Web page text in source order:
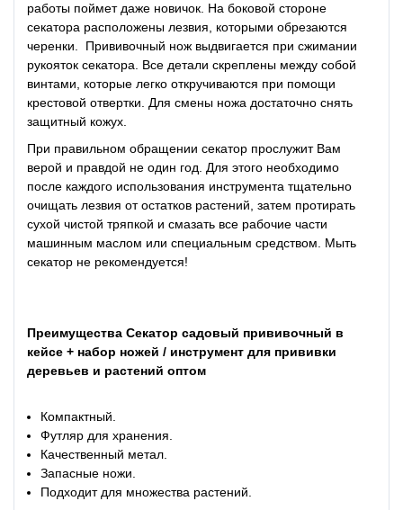
работы поймет даже новичок. На боковой стороне
секатора расположены лезвия, которыми обрезаются
черенки. Прививочный нож выдвигается при сжимании
рукояток секатора. Все детали скреплены между собой
винтами, которые легко откручиваются при помощи
крестовой отвертки. Для смены ножа достаточно снять
защитный кожух.
При правильном обращении секатор прослужит Вам
верой и правдой не один год. Для этого необходимо
после каждого использования инструмента тщательно
очищать лезвия от остатков растений, затем протирать
сухой чистой тряпкой и смазать все рабочие части
машинным маслом или специальным средством. Мыть
секатор не рекомендуется!
Преимущества Cекатор садовый прививочный в
кейсе + набор ножей / инструмент для прививки
деревьев и растений оптом
Компактный.
Футляр для хранения.
Качественный метал.
Запасные ножи.
Подходит для множества растений.